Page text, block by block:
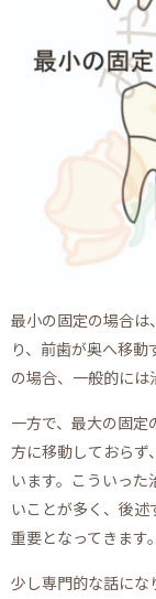
最小の固定の場合は
り、前歯が奥へ移
の場合、一般的には
一方で、最大の固
方に移動しておらず
います。こういっ
いことが多く、後述
重要となってきます。
少し専門的な話にな